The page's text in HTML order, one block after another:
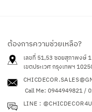
ต้องการความช่วยเหลือ?
เลขที่ 51,53 ซอยสุภาพงษ์
เขตประเวศ กรุงเทพฯ
Call Me: 0944949821 /
LINE : @CHICDECOR4U